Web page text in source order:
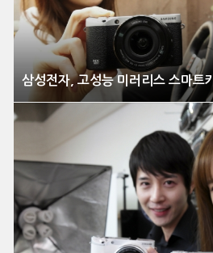
삼성전자, 고성능 미러리스 스마트